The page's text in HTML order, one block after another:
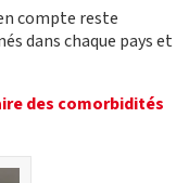
compte reste
dans chaque pays et
des comorbidités